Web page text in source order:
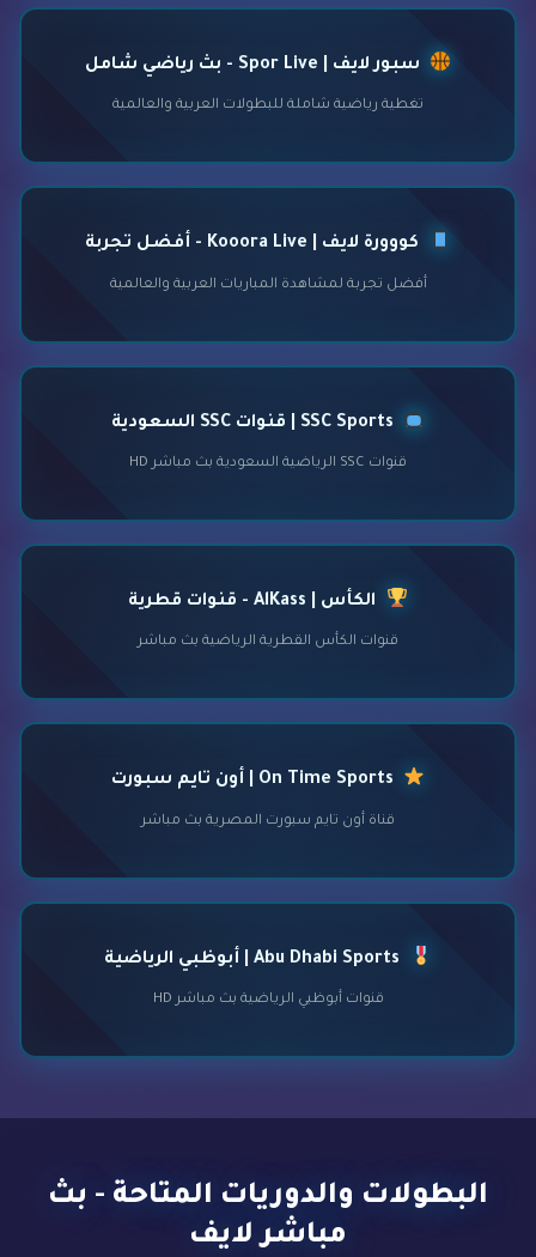
سبور لايف | Spor Live - بث رياضي شامل
تغطية رياضية شاملة للبطولات العربية والعالمية
كووورة لايف | Kooora Live - أفضل تجربة
أفضل تجربة لمشاهدة المباريات العربية والعالمية
قنوات SSC الرياضية السعودية بث مباشر HD
الكأس | AlKass - قنوات قطرية
قنوات الكأس القطرية الرياضية بث مباشر
قناة أون تايم سبورت المصرية بث مباشر
قنوات أبوظبي الرياضية بث مباشر HD
البطولات والدوريات المتاحة - بث
مباشر لايف